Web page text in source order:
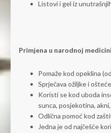
Listovi i gel iz
Primjena u narodnoj medicini
Pomaže kod opeklina
Sprječava ožiljke i
Koristi se kod uboda
sunca, posjekotina,
Odlična pomoć kod
Jedna je od najčešće